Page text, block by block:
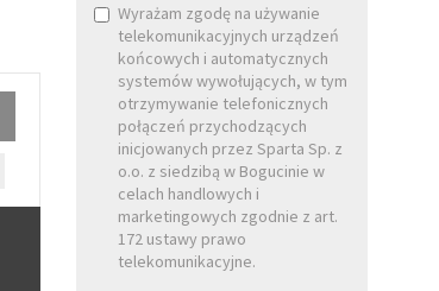
Wyrażam zgodę na używanie
telekomunikacyjnych urządzeń
końcowych i automatycznych
systemów wywołujących, w tym
otrzymywanie telefonicznych
połączeń przychodzących
inicjowanych przez Sparta Sp. z
o.o. z siedzibą w Bogucinie w
celach handlowych i
marketingowych zgodnie z art.
172 ustawy prawo
telekomunikacyjne.